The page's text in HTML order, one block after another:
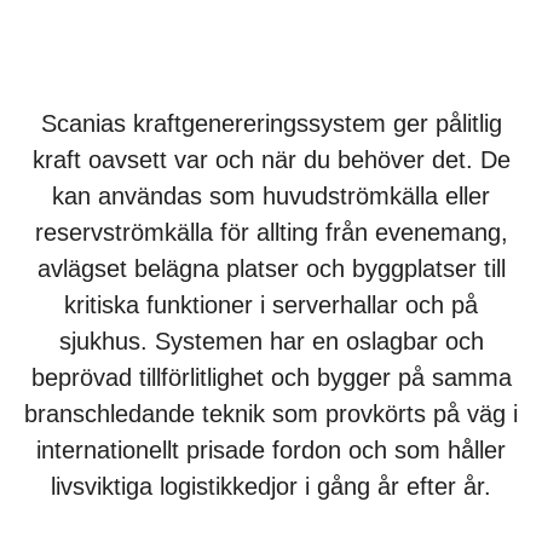
Scanias kraftgenereringssystem ger pålitlig
kraft oavsett var och när du behöver det. De
kan användas som huvudströmkälla eller
reservströmkälla för allting från evenemang,
avlägset belägna platser och byggplatser till
kritiska funktioner i serverhallar och på
sjukhus. Systemen har en oslagbar och
beprövad tillförlitlighet och bygger på samma
branschledande teknik som provkörts på väg i
internationellt prisade fordon och som håller
livsviktiga logistikkedjor i gång år efter år.